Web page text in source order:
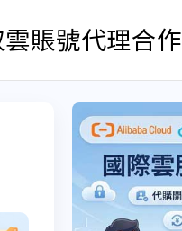
雲賬號代理合作